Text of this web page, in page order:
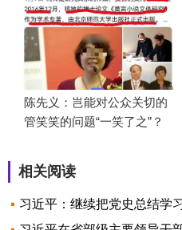
陈先义：岂能对公众关切的
管笑笑的问题“一笑了之”？
相关阅读
习近平：继续把党史总结学习教育宣传引